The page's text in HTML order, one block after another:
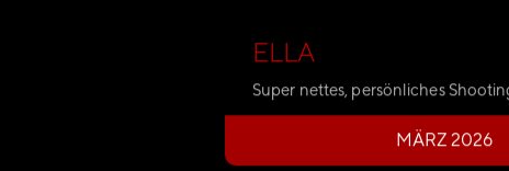
ELLA
Super nettes, persönliches
MÄRZ 2026